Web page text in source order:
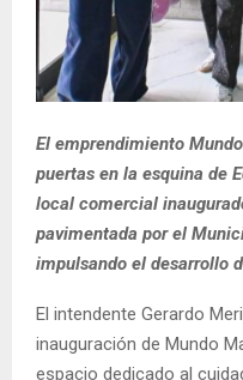
El emprendimiento
puertas en la esquina de
local comercial
pavimentada por el
impulsando el desarrollo
El intendente Gerardo
inauguración de Mundo
espacio dedicado al